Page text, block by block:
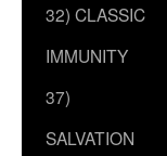
32) CLASSIC
IMMUNITY
37)
SALVATION